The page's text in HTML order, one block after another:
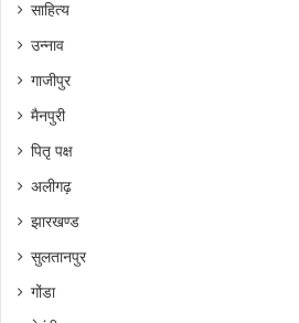
साहित्य
उन्नाव
गाजीपुर
मैनपुरी
पितृ पक्ष
अलीगढ़
झारखण्ड
सुलतानपुर
गोंडा